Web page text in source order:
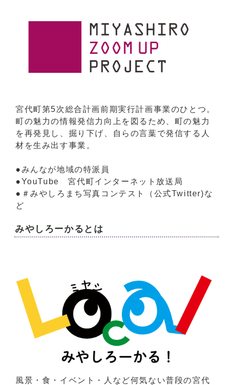
宮代町第5次総合計画前期実行計画事業のひとつ。
町の魅力の情報発信力向上を図るため、町の魅力
を再発見し、掘り下げ、自らの言葉で発信する人
材を生み出す事業。
●みんなが地域の特派員
●YouTube 宮代町インターネット放送局
●＃みやしろまち写真コンテスト（公式Twitter)な
ど
みやしろーかるとは
風景・食・イベント・人など何気ない普段の宮代